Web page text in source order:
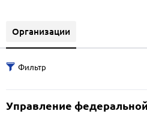
Организации
Управление федеральной